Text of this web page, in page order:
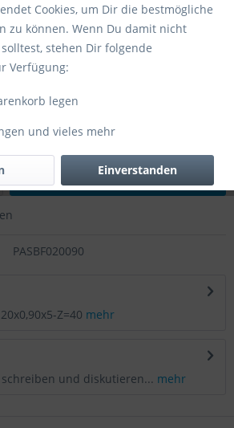
Warenkorb
PASBF020090
Z=40 mehr
und diskutieren... mehr
Cookies, um Dir die bestmögliche
zu können. Wenn Du damit nicht
stehen Dir folgende
Verfügung:
legen
und vieles mehr
Einverstanden